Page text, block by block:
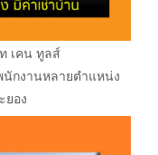
เคน ทูลส์
นักงานหลายตำแหน่ง
ยอง